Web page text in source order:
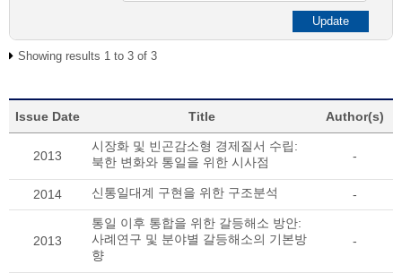
Showing results 1 to 3 of 3
Issue Date Title Author(s)
2013
시장화 및 빈곤감소형 경제질서 수립:
북한 변화와 통일을 위한 시사점
-
2014 신통일대계 구현을 위한 구조분석 -
2013
통일 이후 통합을 위한 갈등해소 방안:
사례연구 및 분야별 갈등해소의 기본방
향
-